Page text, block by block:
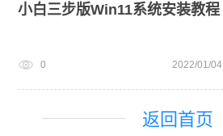
小白三步版Win11系统安装教程
0 2022/01/04
返回首页